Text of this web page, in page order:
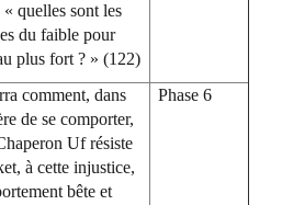
« quelles sont les
du faible pour
plus fort ? » (122)
comment, dans
de se comporter,
Uf résiste
à cette injustice,
bête et
Phase 6